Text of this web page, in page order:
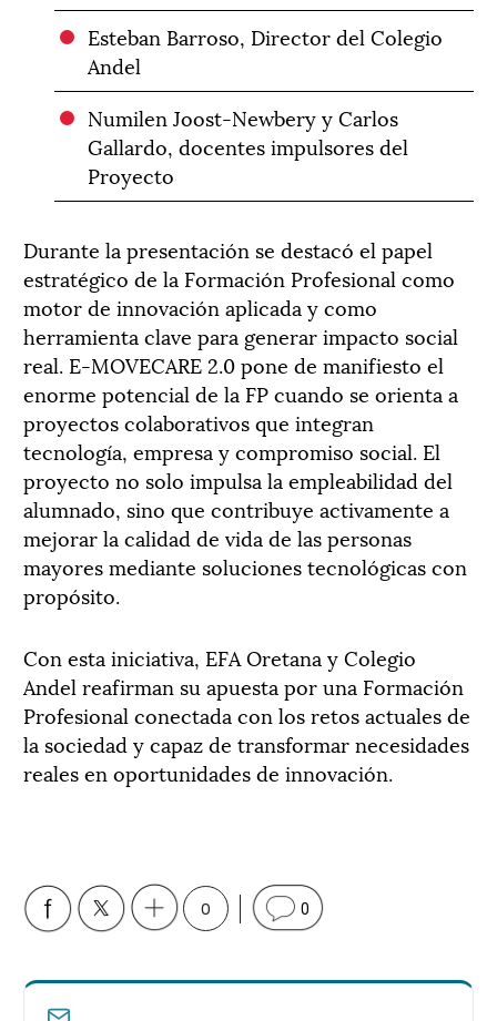
Esteban Barroso, Director del Colegio
Andel
Numilen Joost-Newbery y Carlos
Gallardo, docentes impulsores del
Proyecto
Durante la presentación se destacó el papel
estratégico de la Formación Profesional como
motor de innovación aplicada y como
herramienta clave para generar impacto social
real. E-MOVECARE 2.0 pone de manifiesto el
enorme potencial de la FP cuando se orienta a
proyectos colaborativos que integran
tecnología, empresa y compromiso social. El
proyecto no solo impulsa la empleabilidad del
alumnado, sino que contribuye activamente a
mejorar la calidad de vida de las personas
mayores mediante soluciones tecnológicas con
propósito.
Con esta iniciativa, EFA Oretana y Colegio
Andel reafirman su apuesta por una Formación
Profesional conectada con los retos actuales de
la sociedad y capaz de transformar necesidades
reales en oportunidades de innovación.
0 0